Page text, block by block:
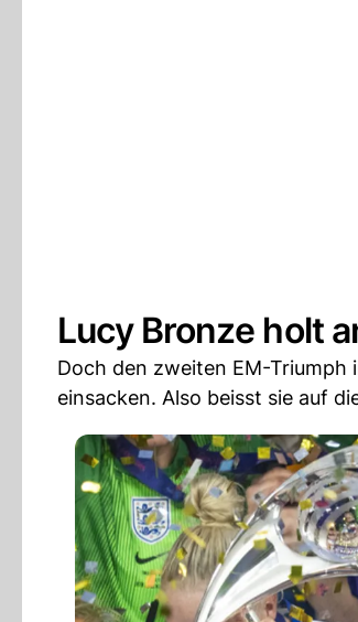
Lucy Bronze holt
Doch den zweiten EM-Triumph
einsacken. Also beisst sie auf